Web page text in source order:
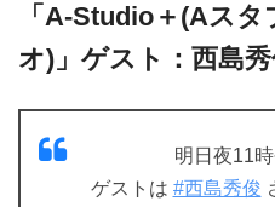
「A-Studio＋(Aス
オ)」ゲスト：西島
明日夜11
ゲストは #西島秀俊